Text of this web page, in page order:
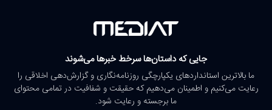
جایی که داستان‌ها سرخط خبرها می‌شوند
ما بالاترین استانداردهای یکپارچگی روزنامه‌نگاری و گزارش‌دهی اخلاقی را
رعایت می‌کنیم و اطمینان می‌دهیم که حقیقت و شفافیت در تمامی محتوای
ما برجسته و رعایت شود.